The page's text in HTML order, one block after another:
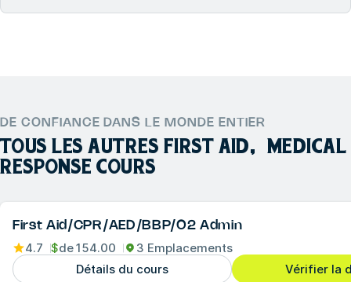
DE CONFIANCE DANS LE MONDE ENTIER
TOUS LES AUTRES FIRST AID, MEDICAL
RESPONSE COURS
First Aid/CPR/AED/BBP/O2 Admin
4.7 $de154.00
3 Emplacements
Détails du cours
Vérifier la